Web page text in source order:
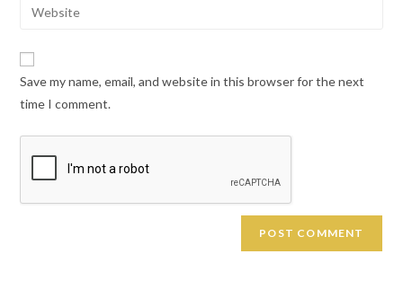
to
address
comment
website
URL
Save my name, email, and website in this browser for the next
time I comment.